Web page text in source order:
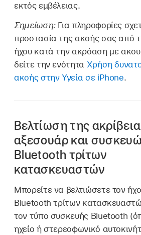
εκτός εμβέλειας.
Σημείωση: Για πληροφορίες
προστασία της ακοής σας από
ήχου κατά την ακρόαση με
δείτε την ενότητα Χρήση
ακοής στην Υγεία σε iPhone.
Βελτίωση της
αξεσουάρ και
Bluetooth τρίτων
κατασκευαστών
Μπορείτε να βελτιώσετε τον
Bluetooth τρίτων
τον τύπο συσκευής Bluetooth
ηχείο ή στερεοφωνικό